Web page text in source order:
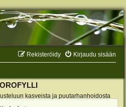
Kirjaudu sisään
Rekisteröidy
kasveista ja puutarhanhoidosta